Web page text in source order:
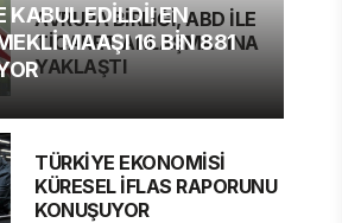
EDİLDİ! EN
MAAŞI 16 BİN 881
AVRUPA BİRLİĞİ, ABD İLE
TİCARET ANLAŞMASINA
YAKLAŞTI
TÜRKİYE EKONOMİSİ
KÜRESEL İFLAS RAPORUNU
KONUŞUYOR